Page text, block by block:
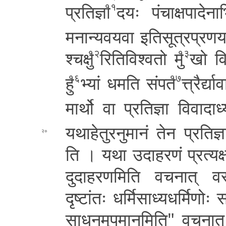
प्र­ति­ज्ञा११दयः
म­ना­न्य­व­य­वा
श्च­क्षु१२रि­ति­वि­श्व­तो मु१३खो
हु
१६भ्यां धमति संपत१७
मा­र्थो वा प्रतिज्ञा
२०
य­था­हे­तु­र­नु­मा­नं तेन
ति ।यथा उ­दा­ह­र­णं
दु­दा­ह­र­ण­मि­ति व­च­ना­त्
दृष्टांतः
सा­ध­न­मु­प­मा­न­मि­ति­"